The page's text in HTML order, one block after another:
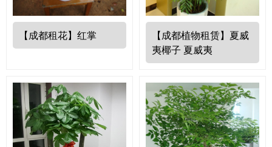
【成都租花】红掌
【成都植物租赁】夏威
夷椰子 夏威夷